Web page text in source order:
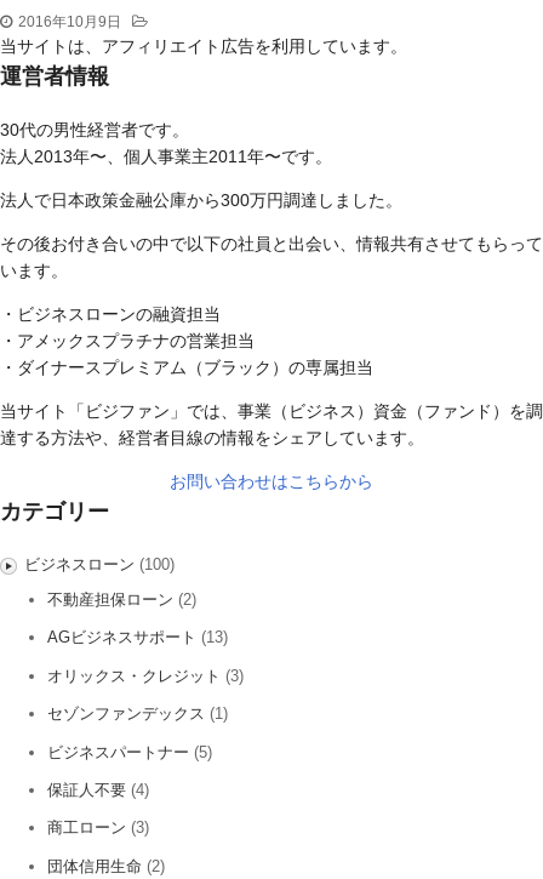
2016年10月9日
当サイトは、アフィリエイト広告を利用しています。
運営者情報
30代の男性経営者です。
法人2013年〜、個人事業主2011年〜です。
法人で日本政策金融公庫から300万円調達しました。
その後お付き合いの中で以下の社員と出会い、情報共有させてもらって
います。
・ビジネスローンの融資担当
・アメックスプラチナの営業担当
・ダイナースプレミアム（ブラック）の専属担当
当サイト「ビジファン」では、事業（ビジネス）資金（ファンド）を調
達する方法や、経営者目線の情報をシェアしています。
お問い合わせはこちらから
カテゴリー
ビジネスローン (100)
不動産担保ローン (2)
AGビジネスサポート (13)
オリックス・クレジット (3)
セゾンファンデックス (1)
ビジネスパートナー (5)
保証人不要 (4)
商工ローン (3)
団体信用生命 (2)